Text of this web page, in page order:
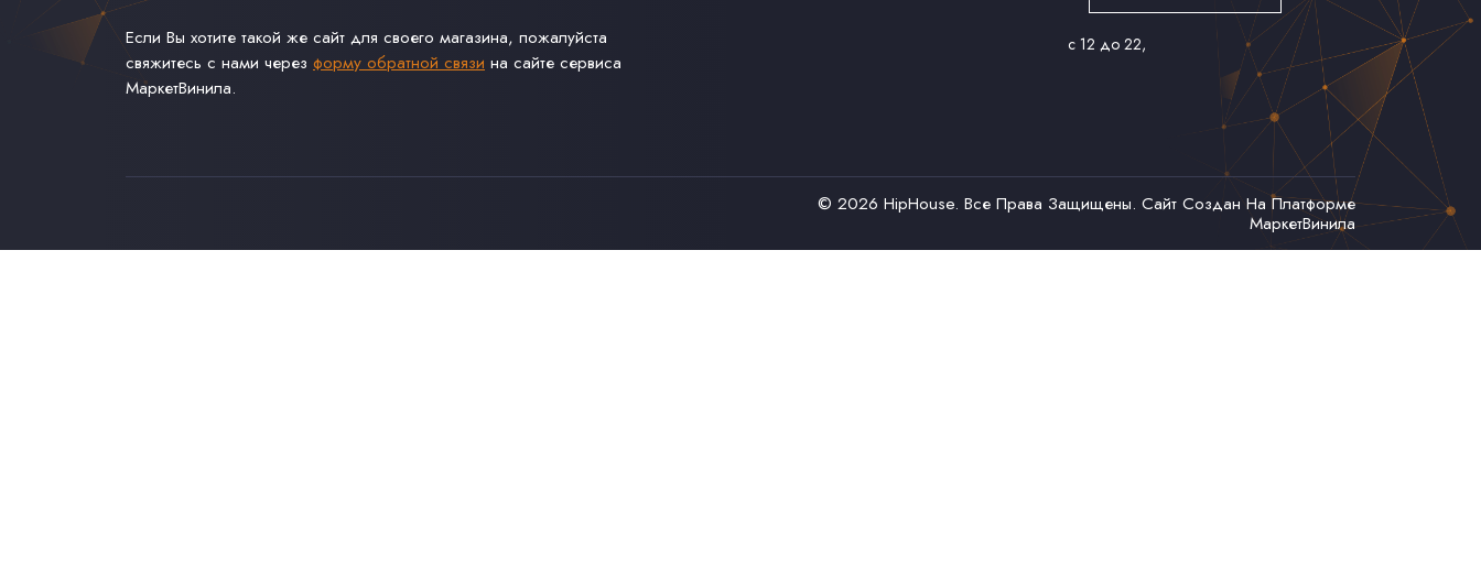
Если Вы хотите такой же сайт для своего магазина, пожалуйста
свяжитесь с нами через форму обратной связи на сайте сервиса
МаркетВинила.
с 12 до 22,
© 2026 HipHouse. Все Права Защищены. Сайт Создан На Платформе
МаркетВинила